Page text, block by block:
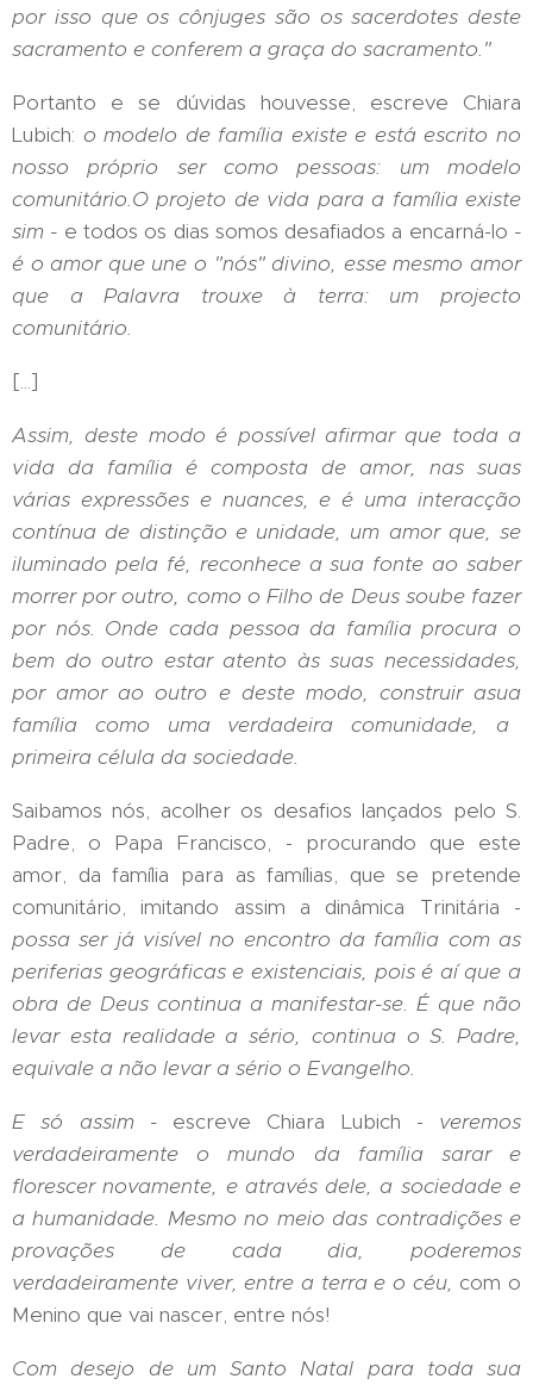
por isso que os cônjuges são os sacerdotes deste
sacramento e conferem a graça do sacramento."
Portanto e se dúvidas houvesse, escreve Chiara
Lubich: o modelo de família existe e estáescrito no
nosso próprio ser como pessoas: um modelo
comunitário.O projeto de vida para a família existe
sim - e todos os dias somos desafiados a encarná-lo -
é o amor que une o "nós"divino, esse mesmo amor
que a Palavra trouxe à terra: um projecto
comunitário.
[...]
Assim, deste modo é possível afirmar que toda a
vida da família é composta de amor, nas suas
várias expressões e nuances, eé uma interacção
contínua de distinção e unidade, um amor que, se
iluminado pela fé, reconhece a sua fonte ao saber
morrer por outro, como o Filho de Deus soube fazer
por nós. Onde cada pessoa da família procura o
bem do outro estar atento às suas necessidades,
por amor ao outro e deste modo, construirasua
família como uma verdadeira comunidade, a
primeira célula da sociedade.
Saibamos nós, acolher os desafios lançados pelo S.
Padre, o Papa Francisco, - procurando que este
amor, da família para as famílias, que se pretende
comunitário, imitando assim a dinâmica Trinitária -
possa ser já visível no encontro da família com as
periferias geográficas e existenciais, pois é aí que a
obra de Deus continua a manifestar-se. É que não
levar esta realidade a sério, continua o S. Padre,
equivale a não levar a sério o Evangelho.
E só assim - escreve Chiara Lubich - veremos
verdadeiramente o mundo da família sarar e
florescer novamente, e através dele, a sociedade e
a humanidade. Mesmo no meio das contradições e
provações de cada dia, poderemos
verdadeiramente viver, entre a terra e o céu, com o
Menino que vai nascer, entre nós!
Com desejo de um Santo Natal para toda sua